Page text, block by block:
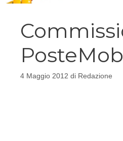
4 Maggio 2012 di Redazione